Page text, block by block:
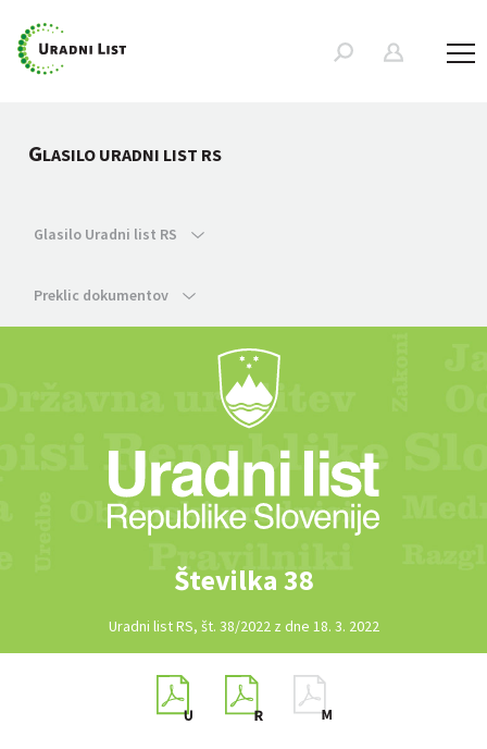
GLASILO URADNI LIST RS
Glasilo Uradni list RS
Preklic dokumentov
Številka 38
Uradni list RS, št. 38/2022 z dne 18. 3. 2022